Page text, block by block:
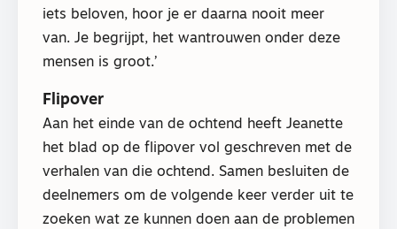
iets beloven, hoor je er daarna nooit meer
van. Je begrijpt, het wantrouwen onder deze
mensen is groot.’
Flipover
Aan het einde van de ochtend heeft Jeanette
het blad op de flipover vol geschreven met de
verhalen van die ochtend. Samen besluiten de
deelnemers om de volgende keer verder uit te
zoeken wat ze kunnen doen aan de problemen